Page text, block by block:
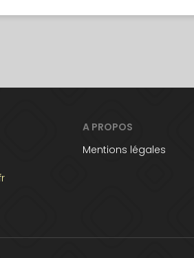
A PROPOS
Mentions légales